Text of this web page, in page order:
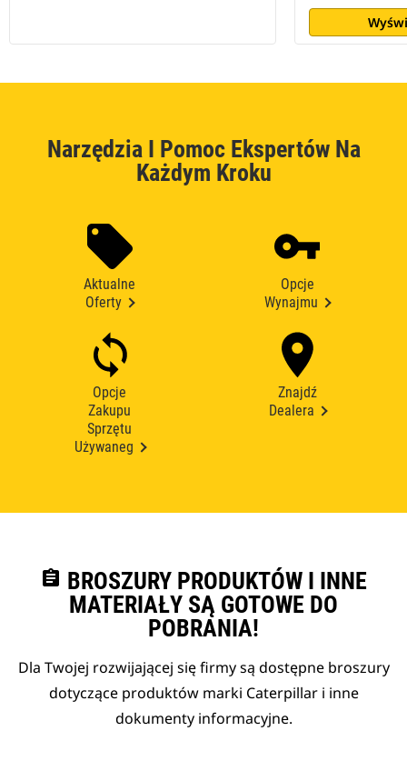
Narzędzia I Pomoc Ekspertów Na
Każdym Kroku
Aktualne
Oferty
Opcje
Wynajmu
Opcje
Zakupu
Sprzętu
Używaneg
Znajdź
Dealera
assignment BROSZURY PRODUKTÓW I INNE
MATERIAŁY SĄ GOTOWE DO
POBRANIA!
Dla Twojej rozwijającej się firmy są dostępne broszury
dotyczące produktów marki Caterpillar i inne
dokumenty informacyjne.